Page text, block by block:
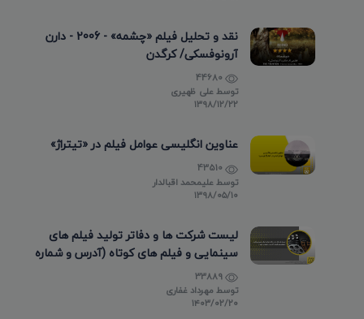
نقد و تحلیل فیلم «چشمه» - 2006 - دارن
آرونوفسکی/ کرگدن
توسطعلی ظهیری
۱۳۹۸/۱۲/۲۲
عناوین انگلیسی عوامل فیلم در «تیتراژ»
توسطعلیمحمد اقبالدار
۱۳۹۸/۰۵/۱۰
لیست شرکت ها و دفاتر تولید فیلم های
سینمایی و فیلم های کوتاه (آدرس و شماره
تماس)
توسط مهرداد غفاری
۱۴۰۳/۰۲/۲۰